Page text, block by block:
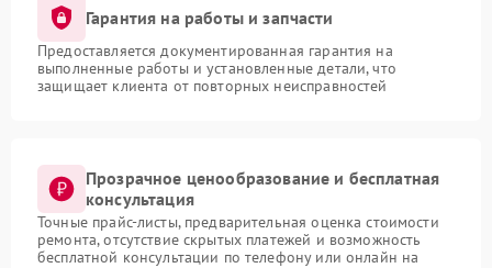
Гарантия на работы и запчасти
Предоставляется документированная гарантия на
выполненные работы и установленные детали, что
защищает клиента от повторных неисправностей
Прозрачное ценообразование и бесплатная
консультация
Точные прайс-листы, предварительная оценка стоимости
ремонта, отсутствие скрытых платежей и возможность
бесплатной консультации по телефону или онлайн на